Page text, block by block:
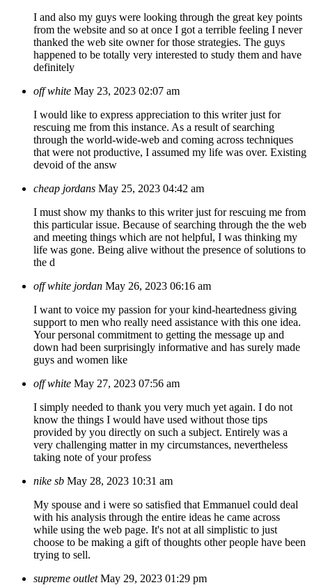
I and also my guys were looking through the great key points
from the website and so at once I got a terrible feeling I never
thanked the web site owner for those strategies. The guys
happened to be totally very interested to study them and have
definitely
off white May 23, 2023 02:07 am
I would like to express appreciation to this writer just for
rescuing me from this instance. As a result of searching
through the world-wide-web and coming across techniques
that were not productive, I assumed my life was over. Existing
devoid of the answ
cheap jordans May 25, 2023 04:42 am
I must show my thanks to this writer just for rescuing me from
this particular issue. Because of searching through the the web
and meeting things which are not helpful, I was thinking my
life was gone. Being alive without the presence of solutions to
the d
off white jordan May 26, 2023 06:16 am
I want to voice my passion for your kind-heartedness giving
support to men who really need assistance with this one idea.
Your personal commitment to getting the message up and
down had been surprisingly informative and has surely made
guys and women like
off white May 27, 2023 07:56 am
I simply needed to thank you very much yet again. I do not
know the things I would have used without those tips
provided by you directly on such a subject. Entirely was a
very challenging matter in my circumstances, nevertheless
taking note of your profess
nike sb May 28, 2023 10:31 am
My spouse and i were so satisfied that Emmanuel could deal
with his analysis through the entire ideas he came across
while using the web page. It's not at all simplistic to just
choose to be making a gift of thoughts other people have been
trying to sell.
supreme outlet May 29, 2023 01:29 pm